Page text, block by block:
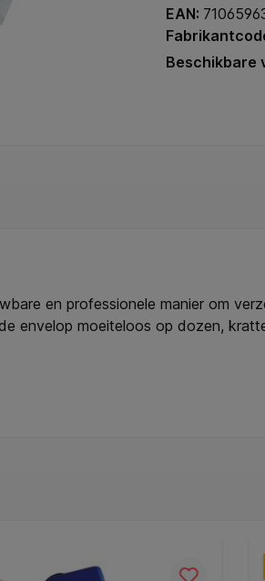
EAN:
Beschikbare
en professionele manier om
envelop moeiteloos op dozen,
* Afmetingen: